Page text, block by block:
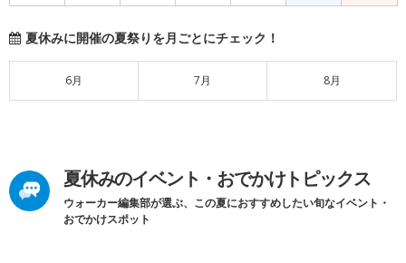
夏休みに開催の夏祭りを月ごとにチェック！
6月 7月 8月
夏休みのイベント・おでかけトピックス
ウォーカー編集部が選ぶ、この夏におすすめしたい旬なイベント・
おでかけスポット